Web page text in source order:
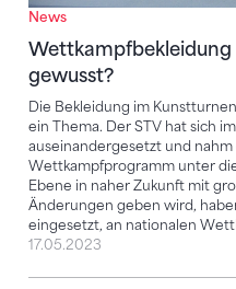
News
Wettkampfbekleidung
gewusst?
Die Bekleidung im
ein Thema. Der STV hat sich
auseinandergesetzt und nahm
Wettkampfprogramm unter
Ebene in naher Zukunft mit
Änderungen geben wird,
eingesetzt, an nationalen
17.05.2023